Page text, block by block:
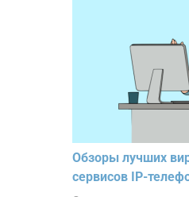
Обзоры лучших
сервисов IP-